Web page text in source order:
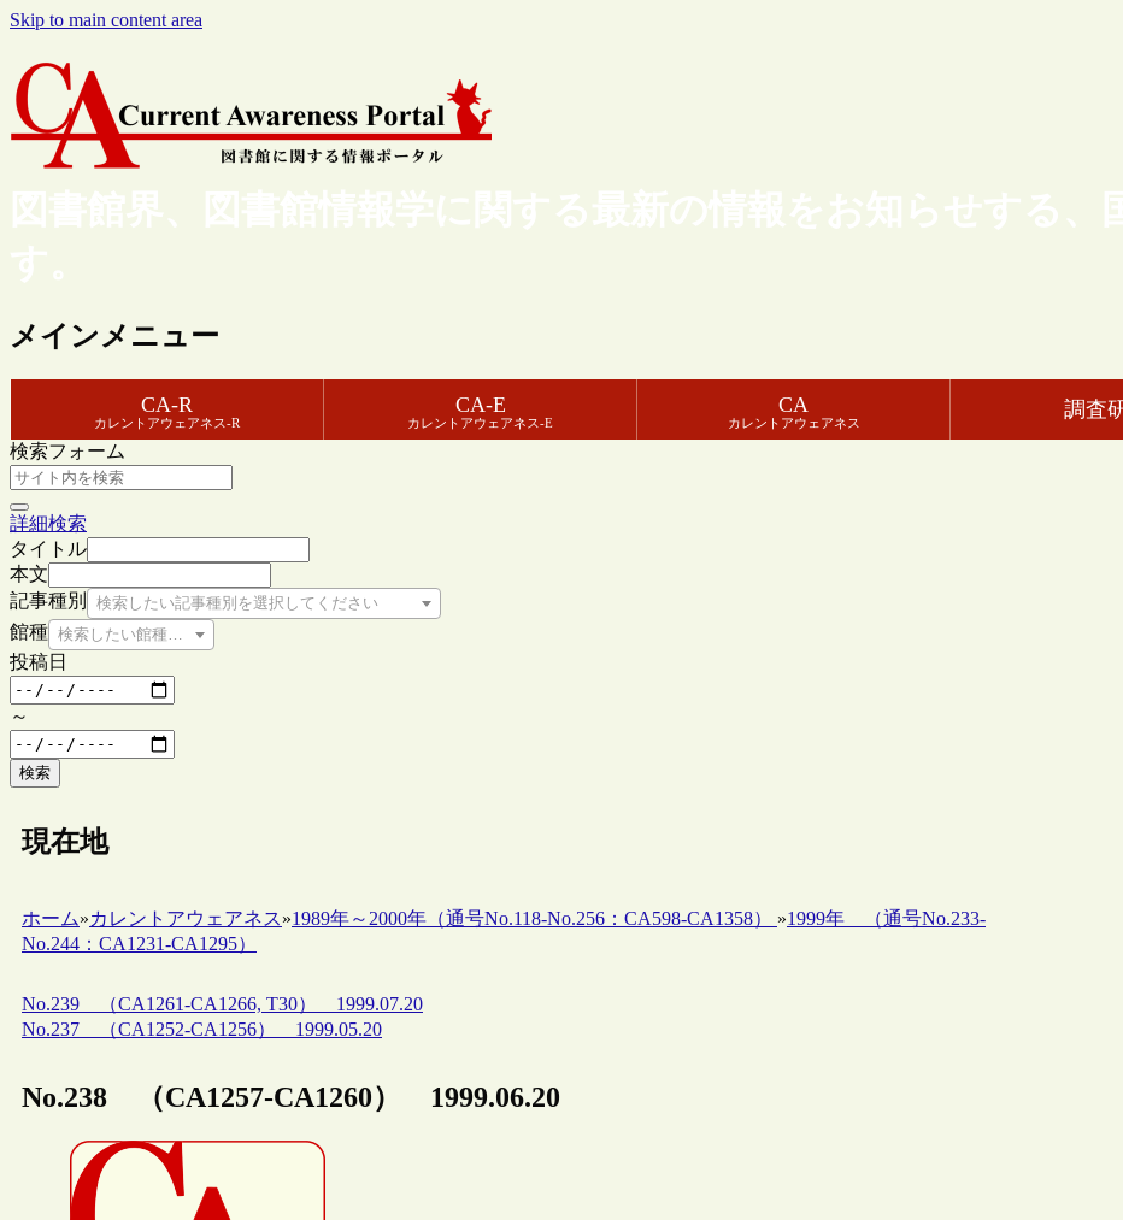
Skip to main content area
図書館界、図書館情報学に関する最新の情報をお知らせする
す。
メインメニュー
CA-R
カレントアウェアネス-R
CA-E
カレントアウェアネス-E
CA
カレントアウェアネス
調査
検索フォーム
詳細検索
タイトル
本文
記事種別
検索したい記事種別を選択してください
館種 検索したい館種を選択してください
投稿日
～
検索
現在地
ホーム»カレントアウェアネス»1989年～2000年（通号No.118-No.256：CA598-CA1358） »1999年 （通号No.233-
No.244：CA1231-CA1295）
No.239 （CA1261-CA1266, T30） 1999.07.20
No.237 （CA1252-CA1256） 1999.05.20
No.238 （CA1257-CA1260） 1999.06.20